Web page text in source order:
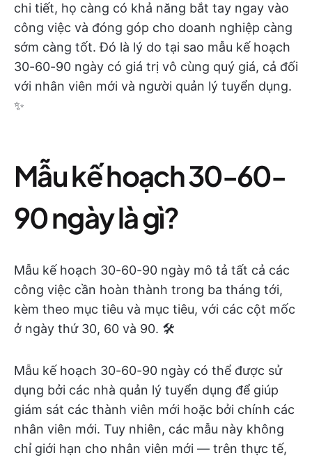
chi tiết, họ càng có khả năng bắt tay ngay vào
công việc và đóng góp cho doanh nghiệp càng
sớm càng tốt. Đó là lý do tại sao mẫu kế hoạch
30-60-90 ngày có giá trị vô cùng quý giá, cả đối
với nhân viên mới và người quản lý tuyển dụng.
✨
Mẫu kế hoạch 30-60-
90 ngày là gì?
Mẫu kế hoạch 30-60-90 ngày mô tả tất cả các
công việc cần hoàn thành trong ba tháng tới,
kèm theo mục tiêu và mục tiêu, với các cột mốc
ở ngày thứ 30, 60 và 90. 🛠️
Mẫu kế hoạch 30-60-90 ngày có thể được sử
dụng bởi các nhà quản lý tuyển dụng để giúp
giám sát các thành viên mới hoặc bởi chính các
nhân viên mới. Tuy nhiên, các mẫu này không
chỉ giới hạn cho nhân viên mới — trên thực tế,